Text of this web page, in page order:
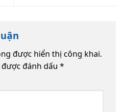
được hiển thị công khai.
đánh dấu *